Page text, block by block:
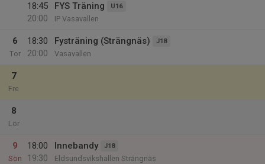
18:45
20:00
FYS Träning U16
IP Vasavallen
6
Tor
18:30
20:00
Fysträning (Strängnäs) J18
Vasavallen
7
Fre
8
Lör
9
Sön
18:00
19:30
Innebandy J18
Eldsundsvikshallen Strängnäs